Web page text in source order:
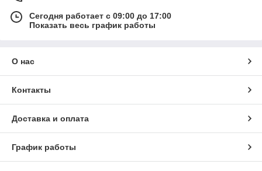
Сегодня работает с 09:00 до 17:00
Показать весь график работы
О нас
Контакты
Доставка и оплата
График работы